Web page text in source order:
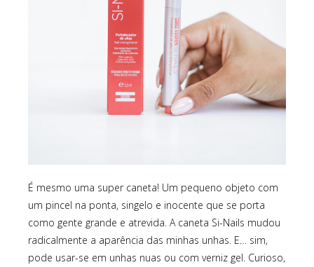
É mesmo uma super caneta! Um pequeno objeto com
um pincel na ponta, singelo e inocente que se porta
como gente grande e atrevida. A caneta Si-Nails mudou
radicalmente a aparência das minhas unhas. E… sim,
pode usar-se em unhas nuas ou com verniz gel. Curioso,